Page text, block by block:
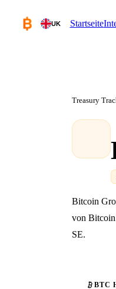
UK Startseite
Treasury
Bitcoin
von
SE.
BTC